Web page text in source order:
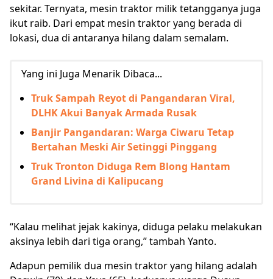
sekitar. Ternyata, mesin traktor milik tetangganya juga
ikut raib. Dari empat mesin traktor yang berada di
lokasi, dua di antaranya hilang dalam semalam.
Yang ini Juga Menarik Dibaca...
Truk Sampah Reyot di Pangandaran Viral,
DLHK Akui Banyak Armada Rusak
Banjir Pangandaran: Warga Ciwaru Tetap
Bertahan Meski Air Setinggi Pinggang
Truk Tronton Diduga Rem Blong Hantam
Grand Livina di Kalipucang
“Kalau melihat jejak kakinya, diduga pelaku melakukan
aksinya lebih dari tiga orang,” tambah Yanto.
Adapun pemilik dua mesin traktor yang hilang adalah